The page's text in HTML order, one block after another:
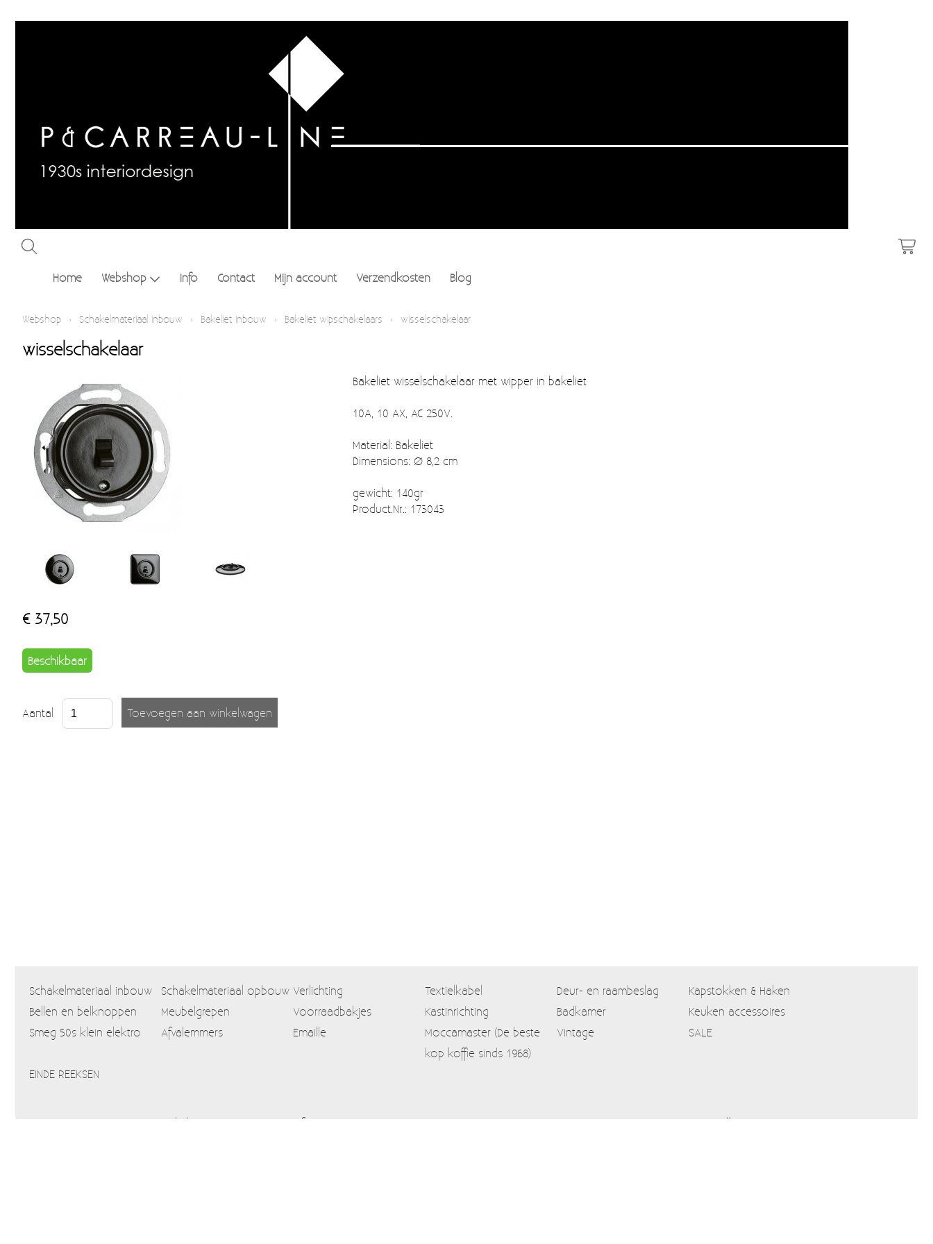
Home Webshop Info Contact Mijn account Verzendkosten Blog
Webshop › Schakelmateriaal inbouw › Bakeliet inbouw › Bakeliet wipschakelaars › wisselschakelaar
wisselschakelaar
Bakeliet wisselschakelaar met wipper in bakeliet
10A, 10 AX, AC 250V.
Material: Bakeliet
Dimensions: Ø 8,2 cm
gewicht: 140gr
Product.Nr.: 173043
€ 37,50
Beschikbaar
Aantal
Schakelmateriaal inbouw Schakelmateriaal opbouw Verlichting Textielkabel Deur- en raambeslag
Kapstokken & Haken
Bellen en belknoppen
Meubelgrepen Voorraadbakjes Kastinrichting Badkamer
Keuken accessoires
Smeg 50s klein elektro
Afvalemmers Emaille
Moccamaster (De beste
kop koffie sinds 1968)
Vintage SALE
EINDE REEKSEN
Webshop Info
Verzendkosten